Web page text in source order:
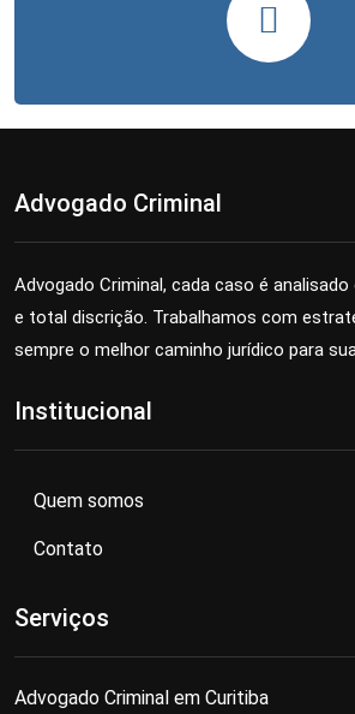
Advogado Criminal
Advogado Criminal, cada caso é
e total discrição. Trabalhamos com
sempre o melhor caminho jurídico para
Institucional
Quem somos
Contato
Serviços
Advogado Criminal em Curitiba